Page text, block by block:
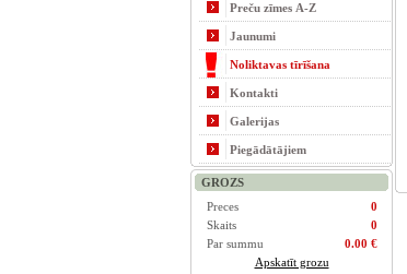
Preču zīmes A-Z
Jaunumi
Noliktavas tīrīšana
Kontakti
Galerijas
Piegādātājiem
GROZS
Preces
0
Skaits
0
Par summu
0.00 €
Apskatīt grozu